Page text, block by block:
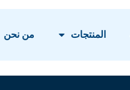
المنتجات من نحن